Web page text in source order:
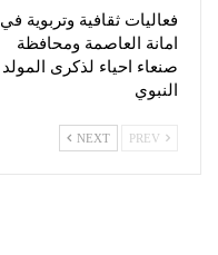
فعاليات ثقافية وتربوية في
امانة العاصمة ومحافظة
صنعاء احياء لذكرى المولد
النبوي
NEXT